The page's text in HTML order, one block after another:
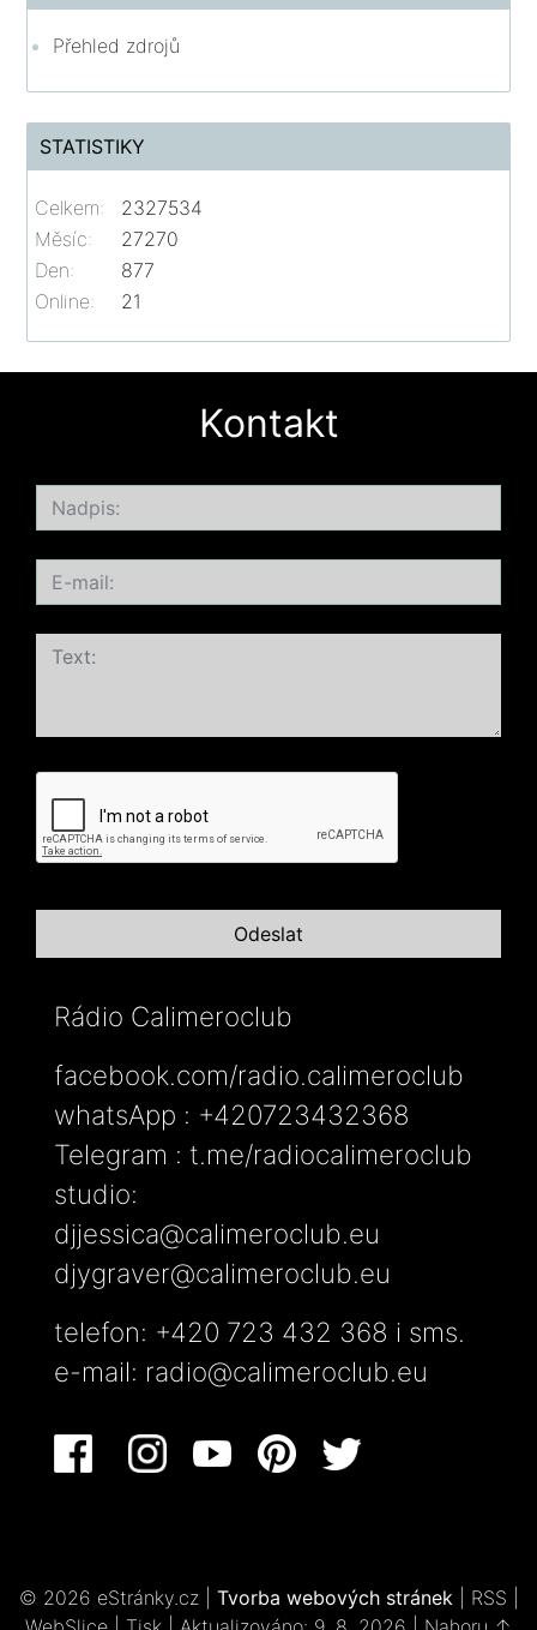
Přehled zdrojů
STATISTIKY
Online: 21
Celkem:
2327534
Měsíc:
27270
Den:
877
Kontakt
Rádio Calimeroclub
facebook.com/radio.calimeroclub
whatsApp : +420723432368
Telegram : t.me/radiocalimeroclub
studio:
djjessica@calimeroclub.eu
djygraver@calimeroclub.eu
telefon: +420 723 432 368 i sms.
e-mail: radio@calimeroclub.eu
© 2026 eStránky.cz Tvorba webových stránek RSS